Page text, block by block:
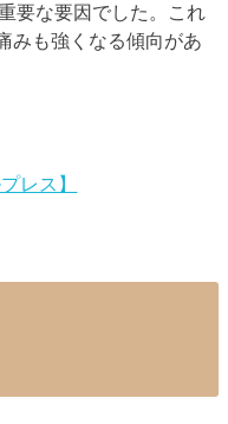
要な要因でした。これ
みも強くなる傾向があ
レス】
め